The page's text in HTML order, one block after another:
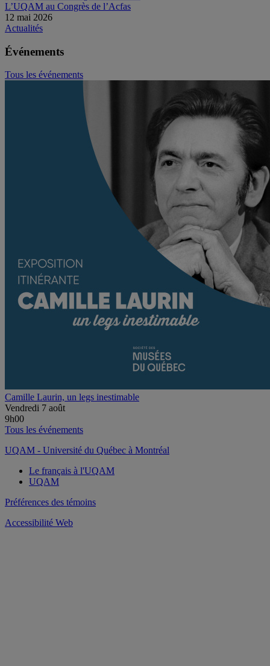
L’UQAM au Congrès de l’Acfas
12 mai 2026
Actualités
Événements
Tous les événements
Camille Laurin, un legs inestimable
Vendredi 7 août
9h00
Tous les événements
UQAM - Université du Québec à Montréal
Le français à l'UQAM
UQAM
Préférences des témoins
Accessibilité Web